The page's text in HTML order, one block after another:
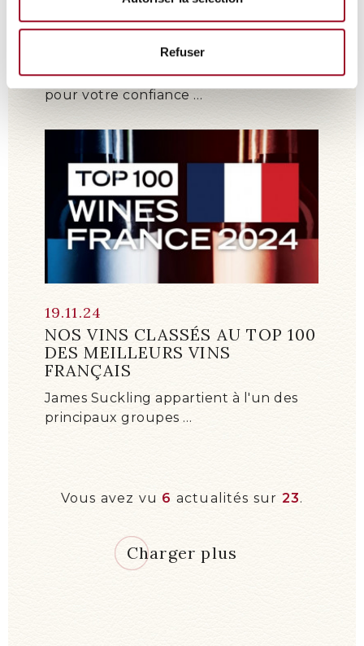
Refuser
NOUS VOUS SOUHAITONS LE
MEILLEUR EN 2025 !
Le Domaine de Vernus vous remercie
pour votre confiance …
NOS VINS CLASSÉS AU TOP 100
DES MEILLEURS VINS
FRANÇAIS
19.11 .24
James Suckling appartient à l'un des
principaux groupes …
Vous avez vu 6 actualités sur 23.
Charger plus